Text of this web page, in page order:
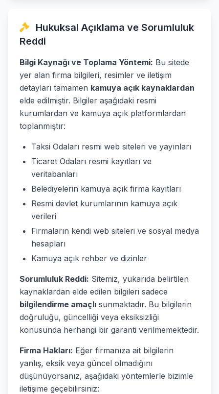
Hukuksal Açıklama ve Sorumluluk
Reddi
Bilgi Kaynağı ve Toplama Yöntemi: Bu sitede
yer alan firma bilgileri, resimler ve iletişim
detayları tamamen kamuya açık kaynaklardan
elde edilmiştir. Bilgiler aşağıdaki resmi
kurumlardan ve kamuya açık platformlardan
toplanmıştır:
Taksi Odaları resmi web siteleri ve yayınları
Ticaret Odaları resmi kayıtları ve
veritabanları
Belediyelerin kamuya açık firma kayıtları
Resmi devlet kurumlarının kamuya açık
verileri
Firmaların kendi web siteleri ve sosyal medya
hesapları
Kamuya açık rehber ve dizinler
Sorumluluk Reddi: Sitemiz, yukarıda belirtilen
kaynaklardan elde edilen bilgileri sadece
bilgilendirme amaçlı sunmaktadır. Bu bilgilerin
doğruluğu, güncelliği veya eksiksizliği
konusunda herhangi bir garanti verilmemektedir.
Firma Hakları: Eğer firmanıza ait bilgilerin
yanlış, eksik veya güncel olmadığını
düşünüyorsanız, aşağıdaki yöntemlerle bizimle
iletişime geçebilirsiniz: